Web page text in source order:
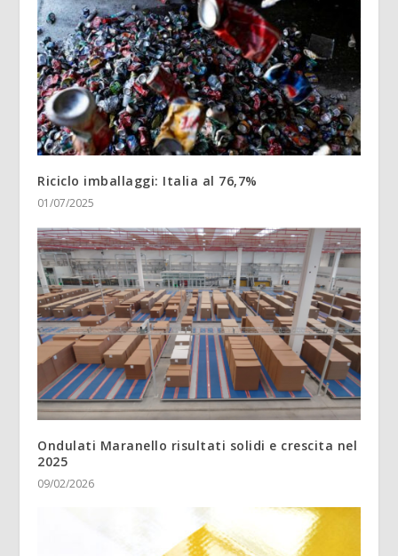
Riciclo imballaggi: Italia al 76,7%
01/07/2025
Ondulati Maranello risultati solidi e crescita nel
2025
09/02/2026